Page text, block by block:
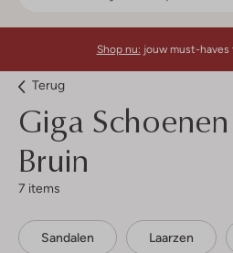
Shop nu: jouw must-
Terug
Giga
Bruin
7 items
Sandalen Laarzen